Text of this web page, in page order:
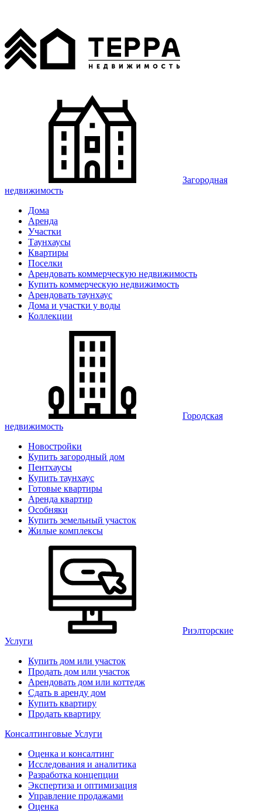
Загородная
недвижимость
Дома
Аренда
Участки
Таунхаусы
Квартиры
Поселки
Арендовать коммерческую недвижимость
Купить коммерческую недвижимость
Арендовать таунхаус
Дома и участки у воды
Коллекции
Городская
недвижимость
Новостройки
Купить загородный дом
Пентхаусы
Купить таунхаус
Готовые квартиры
Аренда квартир
Особняки
Купить земельный участок
Жилые комплексы
Риэлторские
Услуги
Купить дом или участок
Продать дом или участок
Арендовать дом или коттедж
Сдать в аренду дом
Купить квартиру
Продать квартиру
Консалтинговые Услуги
Оценка и консалтинг
Исследования и аналитика
Разработка концепции
Экспертиза и оптимизация
Управление продажами
Оценка